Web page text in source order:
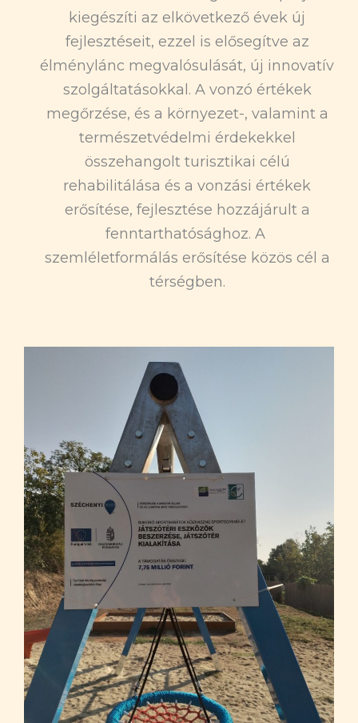
kiegészíti az elkövetkező évek új
fejlesztéseit, ezzel is elősegítve az
élménylánc megvalósulását, új innovatív
szolgáltatásokkal. A vonzó értékek
megőrzése, és a környezet-, valamint a
természetvédelmi érdekekkel
összehangolt turisztikai célú
rehabilitálása és a vonzási értékek
erősítése, fejlesztése hozzájárult a
fenntarthatósághoz. A
szemléletformálás erősítése közös cél a
térségben.